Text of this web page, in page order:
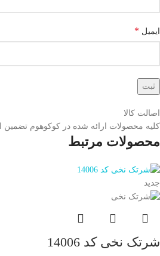
ایمیل *
اصالت کالا
کلیه محصولات ارائه شده در کوکوهوم تضمین
محصولات مرتبط
جدید
شرتک نخی کد 14006